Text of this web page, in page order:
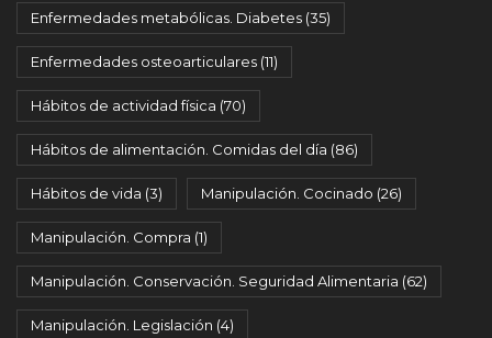
Enfermedades metabólicas. Diabetes (35)
Enfermedades osteoarticulares (11)
Hábitos de actividad física (70)
Hábitos de alimentación. Comidas del día (86)
Hábitos de vida (3) Manipulación. Cocinado (26)
Manipulación. Compra (1)
Manipulación. Conservación. Seguridad Alimentaria (62)
Manipulación. Legislación (4)